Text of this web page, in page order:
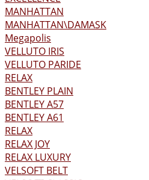
MANHATTAN
MANHATTAN\DAMASK
Megapolis
VELLUTO IRIS
VELLUTO PARIDE
RELAX
BENTLEY PLAIN
BENTLEY А57
BENTLEY А61
RELAX
RELAX JOY
RELAX LUXURY
VELSOFT BELT